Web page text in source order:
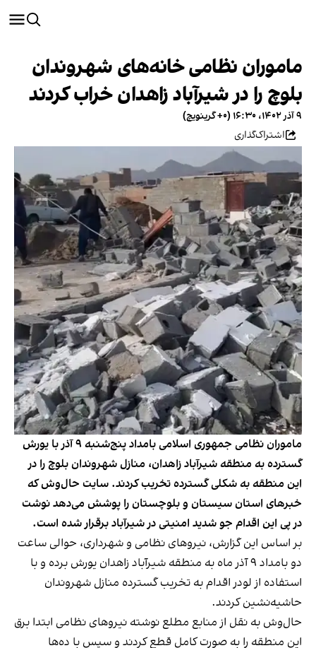
ماموران نظامی خانه‌های شهروندان
بلوچ را در شیرآباد زاهدان خراب کردند
۹ آذر ۱۴۰۲، ۱۶:۳۰ (‎+۰ گرینویچ)
اشتراک‌گذاری
ماموران نظامی جمهوری اسلامی بامداد پنج‌شنبه ۹ آذر با یورش
گسترده به منطقه شیرآباد زاهدان، منازل شهروندان بلوچ را در
این منطقه به شکلی گسترده تخریب کردند. سایت حال‌وش که
خبرهای استان سیستان و بلوچستان را پوشش می‌دهد نوشت
در پی این اقدام جو شدید امنیتی در شیرآباد برقرار شده است.
بر اساس این گزارش، نیروهای نظامی و شهرداری، حوالی ساعت
دو بامداد ۹ آذر ماه به منطقه شیرآباد زاهدان یورش برده و با
استفاده از لودر اقدام به تخریب گسترده منازل شهروندان
حاشیه‌نشین کردند.
حال‌وش به نقل از منابع مطلع نوشته نیروهای نظامی ابتدا برق
این منطقه را به صورت کامل قطع کردند و سپس با ده‌ها